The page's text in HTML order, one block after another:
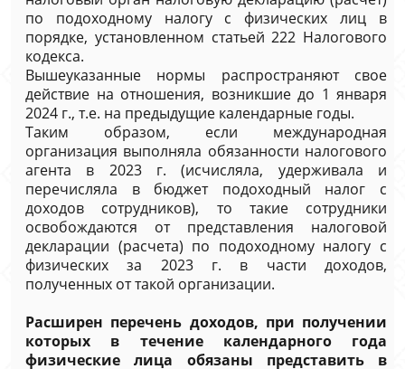
по подоходному налогу с физических лиц в
порядке, установленном статьей 222 Налогового
кодекса.
Вышеуказанные нормы распространяют свое
действие на отношения, возникшие до 1 января
2024 г., т.е. на предыдущие календарные годы.
Таким образом, если международная
организация выполняла обязанности налогового
агента в 2023 г. (исчисляла, удерживала и
перечисляла в бюджет подоходный налог с
доходов сотрудников), то такие сотрудники
освобождаются от представления налоговой
декларации (расчета) по подоходному налогу с
физических за 2023 г. в части доходов,
полученных от такой организации.
Расширен перечень доходов, при получении
которых в течение календарного года
физические лица обязаны представить в